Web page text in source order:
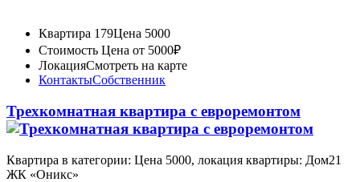
Квартира 179Цена 5000
Стоимость Цена от 5000₽
ЛокацияСмотреть на карте
КонтактыСобственник
Трехкомнатная квартира с евроремонтом
Квартира в категории: Цена 5000, локация квартиры: Дом21
ЖК «Оникс»